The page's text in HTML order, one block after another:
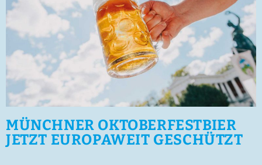
MÜNCHNER OKTOBERFESTBIER
JETZT EUROPAWEIT GESCHÜTZT